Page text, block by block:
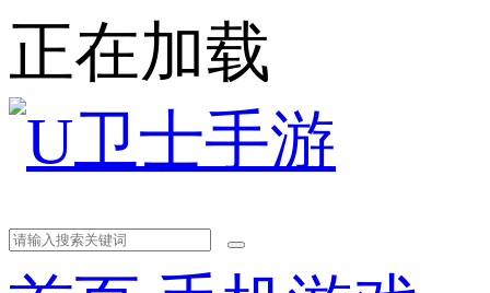
正在加载